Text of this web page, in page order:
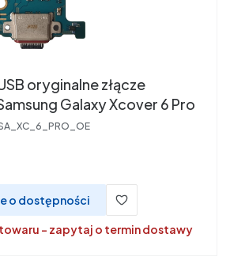
oryginalne złącze
Galaxy Xcover 6 Pro
o dostępności
- zapytaj o termin dostawy